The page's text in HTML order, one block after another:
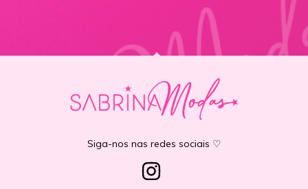
Siga-nos nas redes sociais ♡